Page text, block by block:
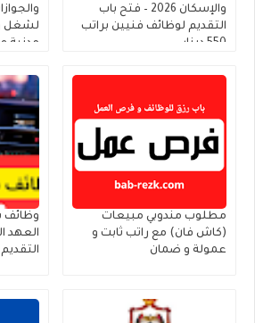
والإسكان 2026 – فتح باب
التقديم لوظائف فنيين براتب
550 دينار
لشغل
مدنية
مطلوب مندوبي مبيعات
(كاش فان) مع راتب ثابت و
عمولة و ضمان
وظائف